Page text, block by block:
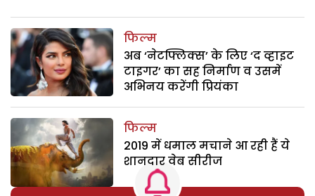
फिल्म
अब ‘नेटफ्लिक्स’ के लिए ‘द व्हाइट
टाइगर’ का सह निर्माण व उसमें
अभिनय करेंगी प्रियंका
फिल्म
2019 में धमाल मचाने आ रही हैं ये
शानदार वेब सीरीज